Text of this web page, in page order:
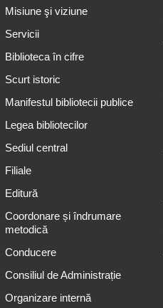
Misiune şi viziune
Servicii
Biblioteca în cifre
Scurt istoric
Manifestul bibliotecii publice
Legea bibliotecilor
Sediul central
Filiale
Editură
Coordonare și îndrumare
metodică
Conducere
Consiliul de Administrație
Organizare internă